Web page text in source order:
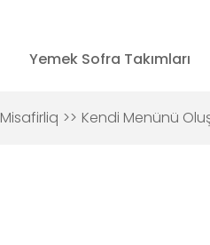
Yemek Sofra Takımları
Misafirliq Kendi Menünü